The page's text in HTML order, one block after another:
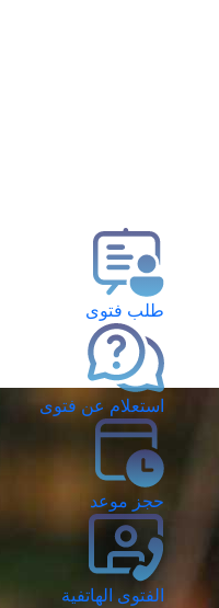
طلب فتوى
استعلام عن فتوى
حجز موعد
الفتوى الهاتفية